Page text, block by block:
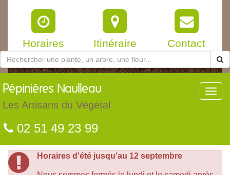
Horaires Itinéraire Contact
Pépinières Naulleau
Les Artisans du Végétal
02 51 49 23 99
Horaires d'été jusqu'au 12 septembre